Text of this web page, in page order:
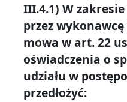
III.4.1) W
przez
mowa w art. 22
oświadczenia o
udziału w
przedłożyć: